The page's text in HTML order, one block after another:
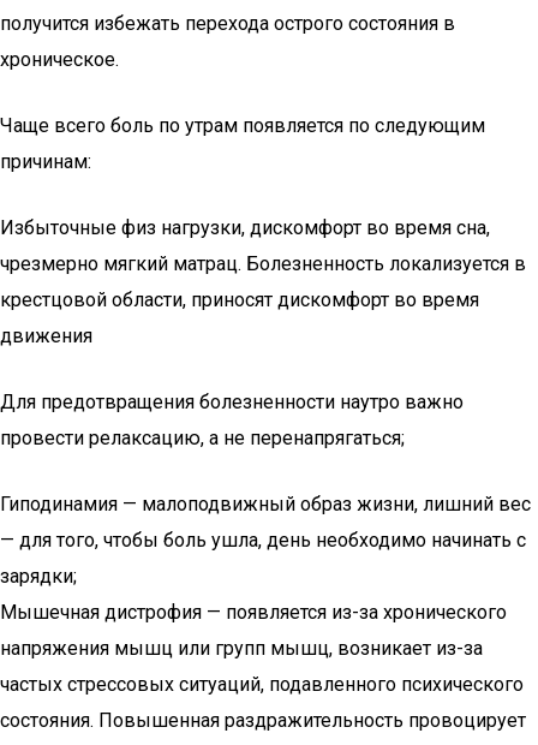
получится избежать перехода острого состояния в
хроническое.
Чаще всего боль по утрам появляется по следующим
причинам:
Избыточные физ нагрузки, дискомфорт во время сна,
чрезмерно мягкий матрац. Болезненность локализуется в
крестцовой области, приносят дискомфорт во время
движения
Для предотвращения болезненности наутро важно
провести релаксацию, а не перенапрягаться;
Гиподинамия — малоподвижный образ жизни, лишний вес
— для того, чтобы боль ушла, день необходимо начинать с
зарядки;
Мышечная дистрофия — появляется из-за хронического
напряжения мышц или групп мышц, возникает из-за
частых стрессовых ситуаций, подавленного психического
состояния. Повышенная раздражительность провоцирует